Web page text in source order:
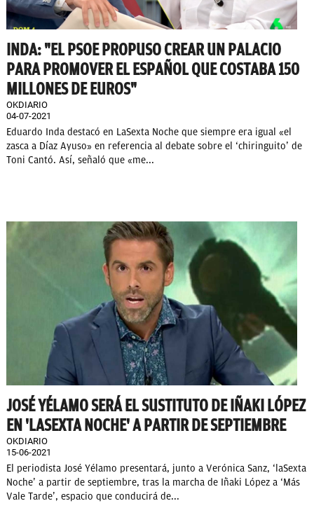
INDA: "EL PSOE PROPUSO CREAR UN PALACIO
PARA PROMOVER EL ESPAÑOL QUE COSTABA 150
MILLONES DE EUROS"
OKDIARIO
04-07-2021
Eduardo Inda destacó en LaSexta Noche que siempre era igual «el
zasca a Díaz Ayuso» en referencia al debate sobre el ‘chiringuito’ de
Toni Cantó. Así, señaló que «me...
JOSÉ YÉLAMO SERÁ EL SUSTITUTO DE IÑAKI LÓPEZ
EN 'LASEXTA NOCHE' A PARTIR DE SEPTIEMBRE
OKDIARIO
15-06-2021
El periodista José Yélamo presentará, junto a Verónica Sanz, ‘laSexta
Noche’ a partir de septiembre, tras la marcha de Iñaki López a ‘Más
Vale Tarde’, espacio que conducirá de...